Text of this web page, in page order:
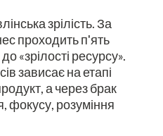
зрілість. За
проходить п'ять
«зрілості ресурсу».
зависає на етапі
а через брак
фокусу, розуміння